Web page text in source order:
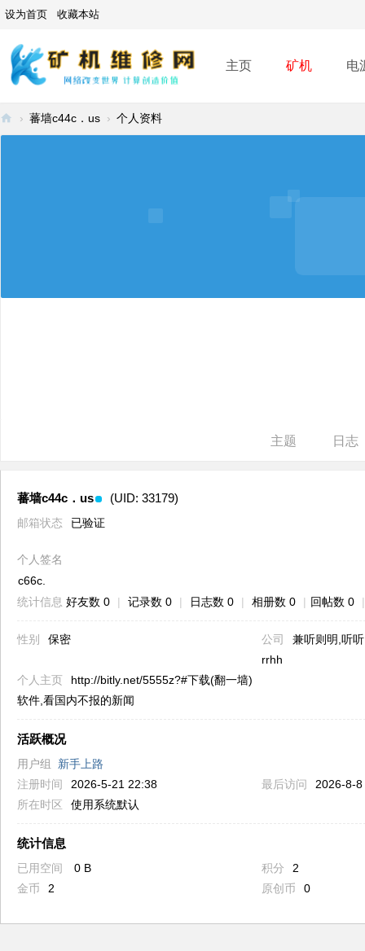
设为首页 收藏本站
主页 矿机 电
› 蕃墙c44c．us › 个人资料
主题 日志
蕃墙c44c．us (UID: 33179)
邮箱状态 已验证
个人签名
c66c.
统计信息 好友数 0 | 记录数 0 | 日志数 0 | 相册数 0 | 回帖数 0 |
性别 保密 公司
兼听则明,听
rrhh
个人主页
http://bitly.net/5555z?#下载(翻一墙)
软件,看国内不报的新闻
活跃概况
用户组 新手上路
注册时间
2026-5-21 22:38 最后访问
2026-8-
所在时区
使用系统默认
统计信息
已用空间 0 B 积分
2
金币
2 原创币 0